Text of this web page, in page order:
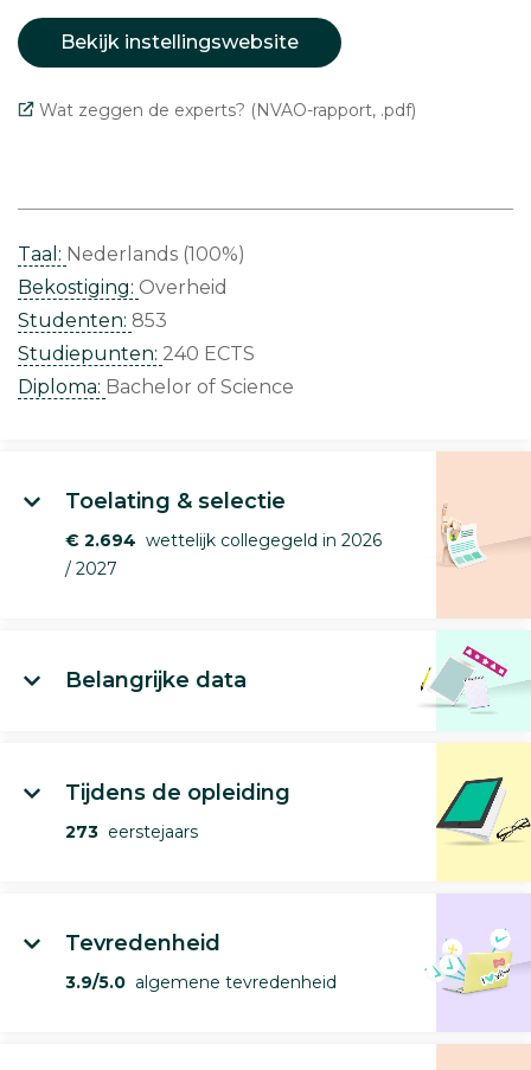
Bekijk instellingswebsite
Wat zeggen de experts? (NVAO-rapport, .pdf)
Taal: Nederlands (100%)
Bekostiging: Overheid
Studenten: 853
Studiepunten: 240 ECTS
Diploma: Bachelor of Science
Toelating & selectie
€ 2.694 wettelijk collegegeld in 2026
/ 2027
Belangrijke data
Tijdens de opleiding
273 eerstejaars
Tevredenheid
3.9/5.0 algemene tevredenheid